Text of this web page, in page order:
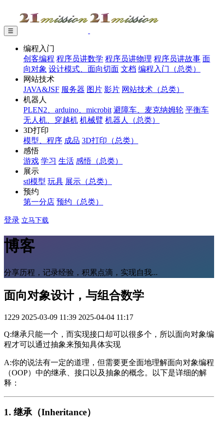
☰
编程入门
创客编程 程序员讲数学 程序员讲物理 程序员讲故事 面
向对象 设计模式、面向切面 文档 编程入门（总类）
网站技术
JAVA&JSF 服务器 图片 影片 网站技术（总类）
机器人
PLEN2、arduino、microbit 避障车、麦克纳姆轮 平衡车
无人机、穿越机 机械臂 机器人（总类）
3D打印
模型、程序 成品 3D打印（总类）
感悟
游戏 学习 生活 感悟（总类）
展示
stl模型 玩具 展示（总类）
预约
第一分店 预约（总类）
登录 立马下载
博客
分享历程，记录经验，积累点滴，实现自我...
面向对象设计，与组合数学
1229 2025-03-09 11:39 2025-04-04 11:17
Q:继承只能一个，而实现接口却可以很多个，所以面向对象编
程才可以通过抽象来预知具体实现
A:你的说法有一定的道理，但需要更全面地理解面向对象编程
（OOP）中的继承、接口以及抽象的概念。以下是详细的解
释：
1. 继承（Inheritance）